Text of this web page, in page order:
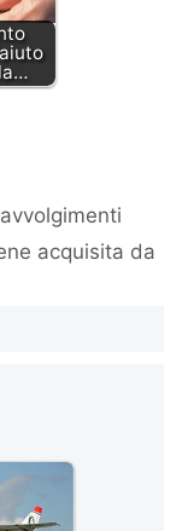
acquisita da